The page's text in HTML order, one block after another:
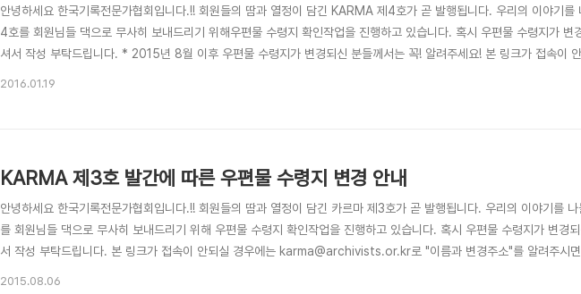
안녕하세요 한국기록전문가협회입니다.!! 회원들의 땀과 열정이 담긴 KARMA 제4호가 곧 발행됩니다. 우리의 이야기를
4호를 회원님들 댁으로 무사히 보내드리기 위해우편물 수령지 확인작업을 진행하고 있습니다. 혹시 우편물 수령지가 변
셔서 작성 부탁드립니다. * 2015년 8월 이후 우편물 수령지가 변경되신 분들께서는 꼭! 알려주세요! 본 링크가 접속이
2016.01.19
KARMA 제3호 발간에 따른 우편물 수령지 변경 안내
안녕하세요 한국기록전문가협회입니다.!! 회원들의 땀과 열정이 담긴 카르마 제3호가 곧 발행됩니다. 우리의 이야기를
를 회원님들 댁으로 무사히 보내드리기 위해 우편물 수령지 확인작업을 진행하고 있습니다. 혹시 우편물 수령지가 변경
서 작성 부탁드립니다. 본 링크가 접속이 안되실 경우에는 karma@archivists.or.kr로 "이름과 변경주소"를 알려주시면
2015.08.06